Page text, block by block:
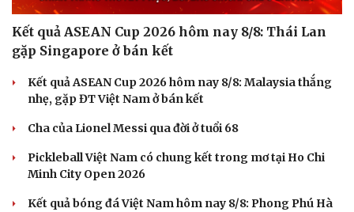
Kết quả ASEAN Cup 2026 hôm nay 8/8: Thái Lan
gặp Singapore ở bán kết
Kết quả ASEAN Cup 2026 hôm nay 8/8: Malaysia thắng
nhẹ, gặp ĐT Việt Nam ở bán kết
Cha của Lionel Messi qua đời ở tuổi 68
Pickleball Việt Nam có chung kết trong mơ tại Ho Chi
Minh City Open 2026
Kết quả bóng đá Việt Nam hôm nay 8/8: Phong Phú Hà